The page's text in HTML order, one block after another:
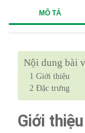
MÔ TẢ
Nội dung bài
1 Giới thiệu
2 Đặc trưng
Giới thiệu